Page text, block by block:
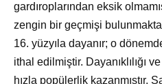
gardıroplarından eksik
zengin bir geçmişi
16. yüzyıla dayanır; o
ithal edilmiştir. Dayanıklılığı
hızla popülerlik kazanmıştır.